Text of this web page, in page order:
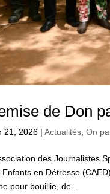
de Don
21, 2026 |Actualités,On
des Journalistes
Enfants en Détresse
pour bouillie, de...